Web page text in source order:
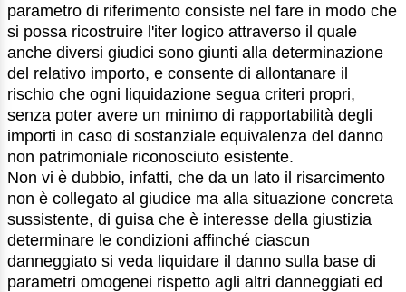
parametro di riferimento consiste nel fare in modo che
si possa ricostruire l'iter logico attraverso il quale
anche diversi giudici sono giunti alla determinazione
del relativo importo, e consente di allontanare il
rischio che ogni liquidazione segua criteri propri,
senza poter avere un minimo di rapportabilità degli
importi in caso di sostanziale equivalenza del danno
non patrimoniale riconosciuto esistente.
Non vi è dubbio, infatti, che da un lato il risarcimento
non è collegato al giudice ma alla situazione concreta
sussistente, di guisa che è interesse della giustizia
determinare le condizioni affinché ciascun
danneggiato si veda liquidare il danno sulla base di
parametri omogenei rispetto agli altri danneggiati ed